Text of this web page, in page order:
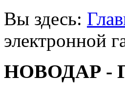
Вы здесь:
НОВОДАР -